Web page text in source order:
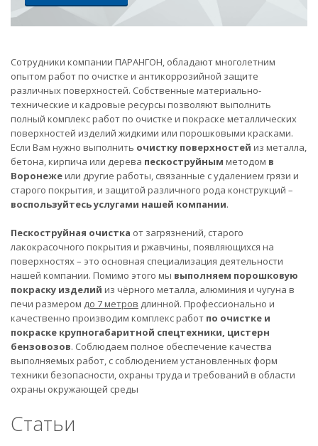
Сотрудники компании ПАРАНГОН, обладают многолетним
опытом работ по очистке и антикоррозийной защите
различных поверхностей. Собственные материально-
технические и кадровые ресурсы позволяют выполнить
полный комплекс работ по очистке и покраске металлических
поверхностей изделий жидкими или порошковыми красками.
Если Вам нужно выполнить очистку поверхностей из металла,
бетона, кирпича или дерева пескоструйным методом в
Воронежеили другие работы, связанные с удалением грязи и
старого покрытия, и защитой различного рода конструкций –
воспользуйтесь услугами нашей компании.
Пескоструйная очистка от загрязнений, старого
лакокрасочного покрытия и ржавчины, появляющихся на
поверхностях – это основная специализация деятельности
нашей компании. Помимо этого мы выполняем порошковую
покраску изделий из чёрного металла, алюминия и чугуна в
печи размером до 7 метров длинной. Профессионально и
качественно производим комплекс работ по очистке и
покраске крупногабаритной спецтехники, цистерн
бензовозов. Соблюдаем полное обеспечение качества
выполняемых работ, с соблюдением установленных форм
техники безопасности, охраны труда и требований в области
охраны окружающей среды
Статьи